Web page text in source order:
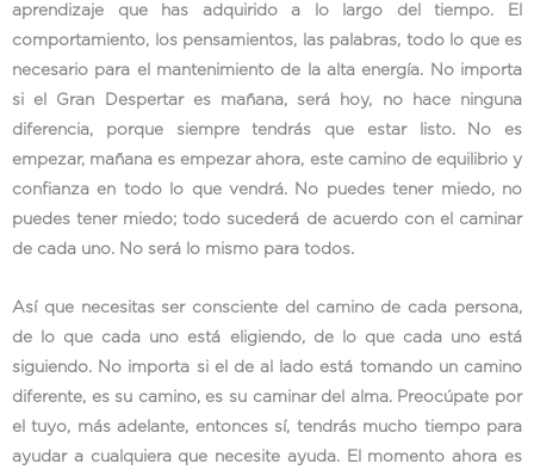
aprendizaje que has adquirido a lo largo del tiempo. El
comportamiento, los pensamientos, las palabras, todo lo que es
necesario para el mantenimiento de la alta energía. No importa
si el Gran Despertar es mañana, será hoy, no hace ninguna
diferencia, porque siempre tendrás que estar listo. No es
empezar, mañana es empezar ahora, este camino de equilibrio y
confianza en todo lo que vendrá. No puedes tener miedo, no
puedes tener miedo; todo sucederá de acuerdo con el caminar
de cada uno. No será lo mismo para todos.
Así que necesitas ser consciente del camino de cada persona,
de lo que cada uno está eligiendo, de lo que cada uno está
siguiendo. No importa si el de al lado está tomando un camino
diferente, es su camino, es su caminar del alma. Preocúpate por
el tuyo, más adelante, entonces sí, tendrás mucho tiempo para
ayudar a cualquiera que necesite ayuda. El momento ahora es